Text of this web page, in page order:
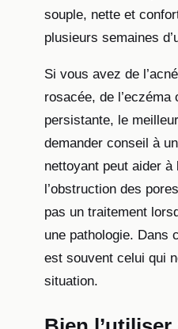
souple, nette et
plusieurs semaines
Si vous avez de
rosacée, de l’eczéma
persistante, le
demander conseil à
nettoyant peut aider
l’obstruction des
pas un traitement
une pathologie. Dans
est souvent celui qui
situation.